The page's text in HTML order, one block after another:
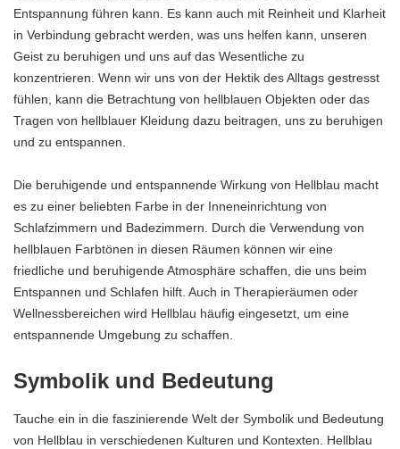
Entspannung führen kann. Es kann auch mit Reinheit und Klarheit
in Verbindung gebracht werden, was uns helfen kann, unseren
Geist zu beruhigen und uns auf das Wesentliche zu
konzentrieren. Wenn wir uns von der Hektik des Alltags gestresst
fühlen, kann die Betrachtung von hellblauen Objekten oder das
Tragen von hellblauer Kleidung dazu beitragen, uns zu beruhigen
und zu entspannen.
Die beruhigende und entspannende Wirkung von Hellblau macht
es zu einer beliebten Farbe in der Inneneinrichtung von
Schlafzimmern und Badezimmern. Durch die Verwendung von
hellblauen Farbtönen in diesen Räumen können wir eine
friedliche und beruhigende Atmosphäre schaffen, die uns beim
Entspannen und Schlafen hilft. Auch in Therapieräumen oder
Wellnessbereichen wird Hellblau häufig eingesetzt, um eine
entspannende Umgebung zu schaffen.
Symbolik und Bedeutung
Tauche ein in die faszinierende Welt der Symbolik und Bedeutung
von Hellblau in verschiedenen Kulturen und Kontexten. Hellblau